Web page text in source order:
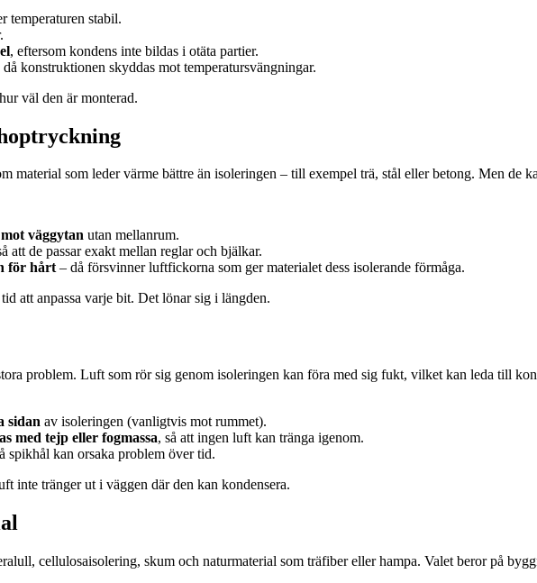
temperaturen stabil.
, eftersom kondens inte bildas i otäta partier.
då konstruktionen skyddas mot temperatursvängningar.
väl den är monterad.
material som leder värme bättre än isoleringen – till exempel trä, stål eller betong. Men de
väggytan utan mellanrum.
att de passar exakt mellan reglar och bjälkar.
för hårt– då försvinner luftfickorna som ger materialet dess isolerande förmåga.
att anpassa varje bit. Det lönar sig i längden.
problem. Luft som rör sig genom isoleringen kan föra med sig fukt, vilket kan leda till
sidan av isoleringen (vanligtvis mot rummet).
med tejp eller fogmassa, så att ingen luft kan tränga igenom.
spikhål kan orsaka problem över tid.
inte tränger ut i väggen där den kan kondensera.
cellulosaisolering, skum och naturmaterial som träfiber eller hampa. Valet beror på